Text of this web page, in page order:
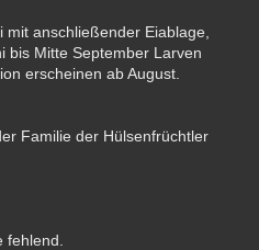
anschließender Eiablage,
bis Mitte September Larven
erscheinen ab August.
Familie der Hülsenfrüchtler